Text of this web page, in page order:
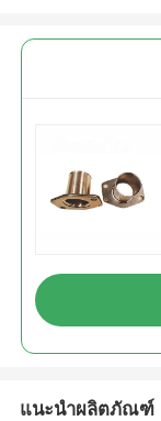
แนะนำผลิตภัณฑ์